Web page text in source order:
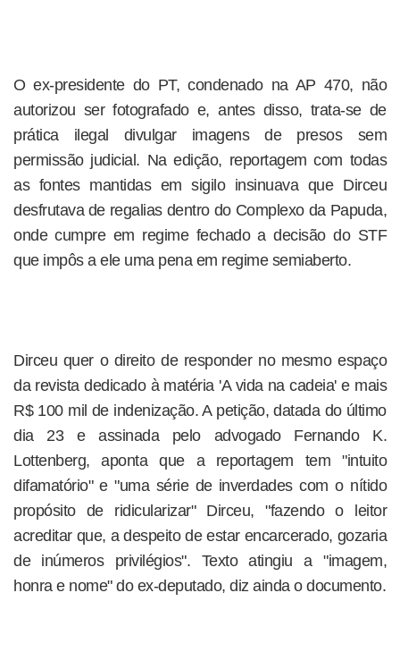
O ex-presidente do PT, condenado na AP 470, não
autorizou ser fotografado e, antes disso, trata-se de
prática ilegal divulgar imagens de presos sem
permissão judicial. Na edição, reportagem com todas
as fontes mantidas em sigilo insinuava que Dirceu
desfrutava de regalias dentro do Complexo da Papuda,
onde cumpre em regime fechado a decisão do STF
que impôs a ele uma pena em regime semiaberto.
Dirceu quer o direito de responder no mesmo espaço
da revista dedicado à matéria 'A vida na cadeia' e mais
R$ 100 mil de indenização. A petição, datada do último
dia 23 e assinada pelo advogado Fernando K.
Lottenberg, aponta que a reportagem tem "intuito
difamatório" e "uma série de inverdades com o nítido
propósito de ridicularizar" Dirceu, "fazendo o leitor
acreditar que, a despeito de estar encarcerado, gozaria
de inúmeros privilégios". Texto atingiu a "imagem,
honra e nome" do ex-deputado, diz ainda o documento.